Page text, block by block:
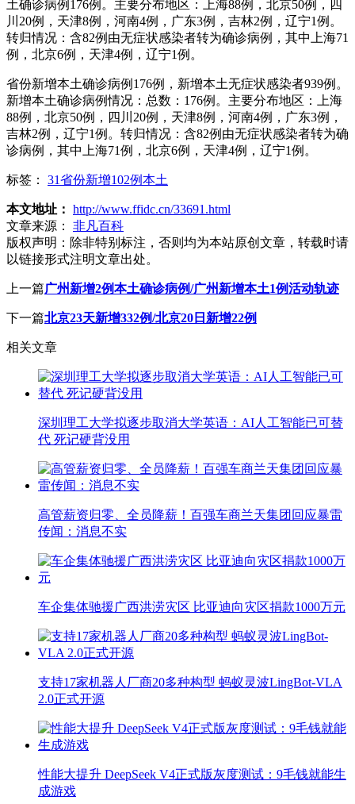
土确诊病例176例。主要分布地区：上海88例，北京50例，四
川20例，天津8例，河南4例，广东3例，吉林2例，辽宁1例。
转归情况：含82例由无症状感染者转为确诊病例，其中上海71
例，北京6例，天津4例，辽宁1例。
省份新增本土确诊病例176例，新增本土无症状感染者939例。
新增本土确诊病例情况：总数：176例。主要分布地区：上海
88例，北京50例，四川20例，天津8例，河南4例，广东3例，
吉林2例，辽宁1例。转归情况：含82例由无症状感染者转为确
诊病例，其中上海71例，北京6例，天津4例，辽宁1例。
标签： 31省份新增102例本土
本文地址： http://www.ffidc.cn/33691.html
文章来源：
非凡百科
版权声明： 除非特别标注，否则均为本站原创文章，转载时请
以链接形式注明文章出处。
上一篇广州新增2例本土确诊病例/广州新增本土1例活动轨迹
下一篇北京23天新增332例/北京20日新增22例
相关文章
深圳理工大学拟逐步取消大学英语：AI人工智能已可替
代 死记硬背没用
高管薪资归零、全员降薪！百强车商兰天集团回应暴雷
传闻：消息不实
车企集体驰援广西洪涝灾区 比亚迪向灾区捐款1000万元
支持17家机器人厂商20多种构型 蚂蚁灵波LingBot-VLA
2.0正式开源
性能大提升 DeepSeek V4正式版灰度测试：9毛钱就能生
成游戏